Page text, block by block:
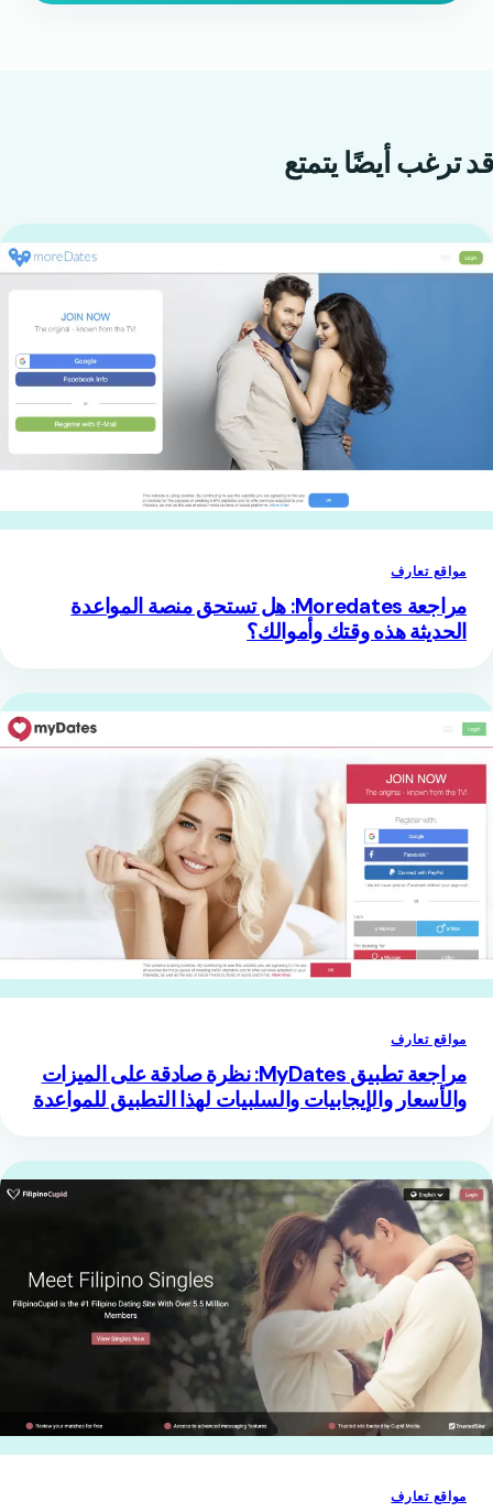
قد ترغب أيضًا يتمتع
مواقع تعارف
مراجعة Moredates: هل تستحق منصة المواعدة
الحديثة هذه وقتك وأموالك؟
مواقع تعارف
مراجعة تطبيق MyDates: نظرة صادقة على الميزات
والأسعار والإيجابيات والسلبيات لهذا التطبيق للمواعدة
مواقع تعارف